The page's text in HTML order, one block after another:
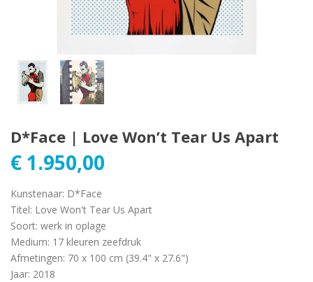
D*Face | Love Won’t Tear Us Apart
€ 1.950,00
Kunstenaar: D*Face
Titel: Love Won't Tear Us Apart
Soort: werk in oplage
Medium: 17 kleuren zeefdruk
Afmetingen: 70 x 100 cm (39.4" x 27.6")
Jaar: 2018